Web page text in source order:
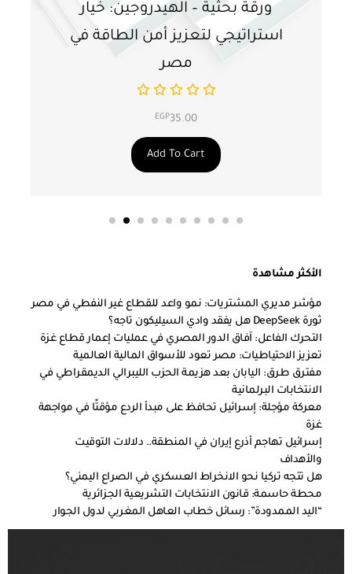
ورقة بحثية – الهيدروجين: خيار
استراتيجي لتعزيز أمن الطاقة في
مصر
EGP35.00
Add To Cart
الأكثر مشاهدة
مؤشر مديري المشتريات: نمو واعد للقطاع غير النفطي في مصر
ثورة DeepSeek هل يفقد وادي السيليكون تاجه؟
التحرك الفاعل: آفاق الدور المصري في عمليات إعمار قطاع غزة
تعزيز الاحتياطيات: مصر تعود للأسواق المالية العالمية
مفترق طرق: اليابان بعد هزيمة الحزب الليبرالي الديمقراطي في
الانتخابات البرلمانية
معركة مؤجلة: إسرائيل تحافظ على مبدأ الردع مؤقتًا في مواجهة
غزة
إسرائيل تهاجم أذرع إيران في المنطقة.. دلالات التوقيت
والأهداف
هل تتجه تركيا نحو الانخراط العسكري في الصراع اليمني؟
محطة حاسمة: قانون الانتخابات التشريعية الجزائرية
“اليد الممدودة”: رسائل خطاب العاهل المغربي لدول الجوار